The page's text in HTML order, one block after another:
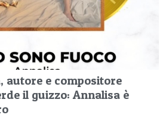
autore e compositore
il guizzo: Annalisa è